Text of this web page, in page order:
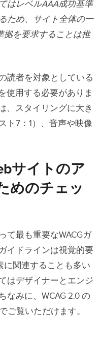
はレベルAAA成功基準
ため、サイト全体の一
拠を要求することは推
読者を対象としている
使用する必要がありま
、スタイリングに大き
ト7：1）、音声や映像
サイトのア
めのチェッ
て最も重要なWACGガ
イドラインは視覚的要
に関連することも多い
はデザイナーとエンジ
なみに、WCAG 2.0 の
でご覧いただけます。